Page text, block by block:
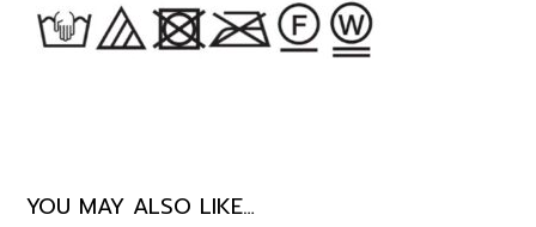
YOU MAY ALSO LIKE…